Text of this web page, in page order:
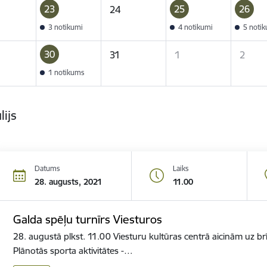
23
3 notikumi
24 25
4 notikumi
26
5
30
1 notikums
31 1 2
Datums
28. augusts, 2021
Laiks
11.00
Galda spēļu turnīrs Viesturos
28. augustā plkst. 11.00 Viesturu kultūras centrā aicinām uz
Plānotās sporta aktivitātes -…